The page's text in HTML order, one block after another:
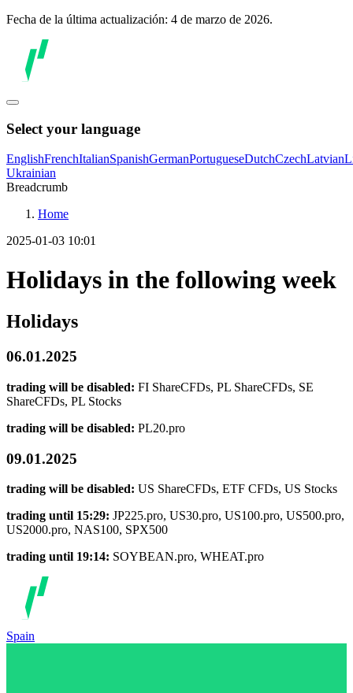
Fecha de la última actualización: 4 de marzo de 2026.
Select your language
EnglishFrenchItalianSpanishGermanPortugueseDutchCzechLatvian
Ukrainian
Breadcrumb
Home
2025-01-03 10:01
Holidays in the following week
Holidays
06.01.2025
trading will be disabled: FI ShareCFDs, PL ShareCFDs, SE
ShareCFDs, PL Stocks
trading will be disabled: PL20.pro
09.01.2025
trading will be disabled: US ShareCFDs, ETF CFDs, US Stocks
trading until 15:29: JP225.pro, US30.pro, US100.pro, US500.pro,
US2000.pro, NAS100, SPX500
trading until 19:14: SOYBEAN.pro, WHEAT.pro
Spain